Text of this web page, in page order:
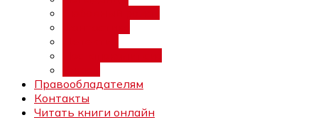
Правообладателям
Контакты
Читать книги онлайн